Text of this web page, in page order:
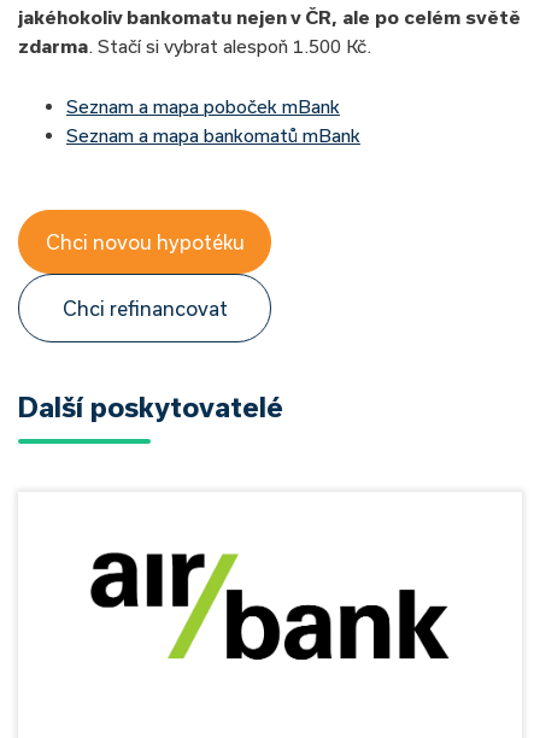
jakéhokoliv bankomatu nejen v ČR, ale po celém světě
zdarma . Stačí si vybrat alespoň 1.500 Kč.
Seznam a mapa poboček mBank
Seznam a mapa bankomatů mBank
Chci novou hypotéku
Chci refinancovat
Další poskytovatelé